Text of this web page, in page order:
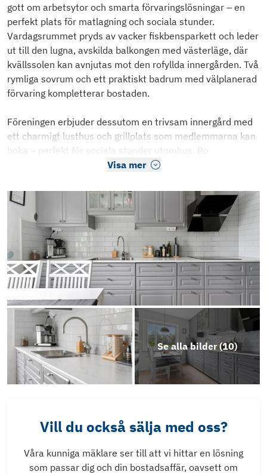
gott om arbetsytor och smarta förvaringslösningar – en
perfekt plats för matlagning och sociala stunder.
Vardagsrummet pryds av vacker fiskbensparkett och leder
ut till den lugna, avskilda balkongen med västerläge, där
kvällssolen kan avnjutas mot den rofyllda innergården. Två
rymliga sovrum och ett praktiskt badrum med välplanerad
förvaring kompletterar bostaden.
Föreningen erbjuder dessutom en trivsam innergård med
ett charmigt lusthus och grillplats som medlemmarna kan
boka – perfekt för sociala stunder utomhus. Bo
Visa mer
Se alla bilder (10)
Vill du också sälja med oss?
Våra kunniga mäklare ser till att vi hittar en lösning
som passar dig och din bostadsaffär, oavsett om